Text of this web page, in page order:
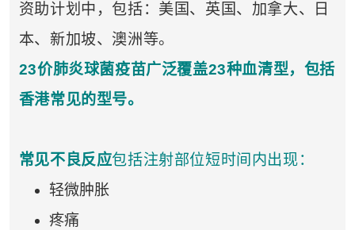
资助计划中，包括：美国、英国、加拿大、日
本、新加坡、澳洲等。
23价肺炎球菌疫苗广泛覆盖23种血清型，包括
香港常见的型号。
常见不良反应包括注射部位短时间内出现：
轻微肿胀
疼痛